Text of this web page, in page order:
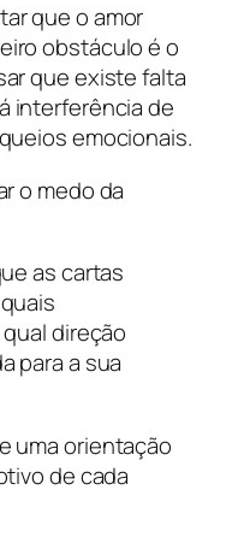
que o amor
obstáculo é o
que existe falta
interferência de
emocionais.
o medo da
as cartas
direção
para a sua
uma orientação
de cada